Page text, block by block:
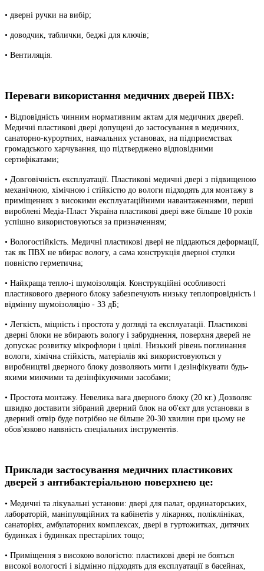
• дверні ручки на вибір;
• доводчик, таблички, беджі для ключів;
• Вентиляція.
Переваги використання медичних дверей ПВХ:
• Відповідність чинним нормативним актам для медичних дверей.
Медичні пластикові двері допущені до застосування в медичних,
санаторно-курортних, навчальних установах, на підприємствах
громадського харчування, що підтверджено відповідними
сертифікатами;
• Довговічність експлуатації. Пластикові медичні двері з підвищеною
механічною, хімічною і стійкістю до вологи підходять для монтажу в
приміщеннях з високими експлуатаційними навантаженнями, перші
вироблені Медіа-Пласт Україна пластикові двері вже більше 10 років
успішно використовуються за призначенням;
• Вологостійкість. Медичні пластикові двері не піддаються деформації,
так як ПВХ не вбирає вологу, а сама конструкція дверної стулки
повністю герметична;
• Найкраща тепло-і шумоізоляція. Конструкційні особливості
пластикового дверного блоку забезпечують низьку теплопровідність і
відмінну шумоізоляцію - 33 дБ;
• Легкість, міцність і простота у догляді та експлуатації. Пластикові
дверні блоки не вбирають вологу і забруднення, поверхня дверей не
допускає розвитку мікрофлори і цвілі. Низький рівень поглинання
вологи, хімічна стійкість, матеріалів які використовуються у
виробництві дверного блоку дозволяють мити і дезінфікувати будь-
якими миючими та дезінфікуючими засобами;
• Простота монтажу. Невелика вага дверного блоку (20 кг.) Дозволяє
швидко доставити зібраний дверний блок на об'єкт для установки в
дверний отвір буде потрібно не більше 20-30 хвилин при цьому не
обов'язково наявність спеціальних інструментів.
Приклади застосування медичних пластикових
дверей з антибактеріальною поверхнею це:
• Медичні та лікувальні установи: двері для палат, ординаторських,
лабораторій, маніпуляційних та кабінетів у лікарнях, поліклініках,
санаторіях, амбулаторних комплексах, двері в гуртожитках, дитячих
будинках і будинках престарілих тощо;
• Приміщення з високою вологістю: пластикові двері не бояться
високої вологості і відмінно підходять для експлуатації в басейнах,